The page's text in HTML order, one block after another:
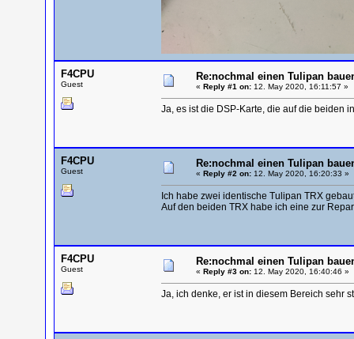
F4CPU
Guest
Re:nochmal einen Tulipan
« Reply #1 on:12. May 2020, 16:11:57 »
Ja, es ist die DSP-Karte, die auf die beiden
F4CPU
Guest
Re:nochmal einen Tulipan
« Reply #2 on:12. May 2020, 16:20:33 »
Ich habe zwei identische Tulipan TRX
Auf den beiden TRX habe ich eine zur
F4CPU
Guest
Re:nochmal einen Tulipan
« Reply #3 on:12. May 2020, 16:40:46 »
Ja, ich denke, er ist in diesem Bereich sehr